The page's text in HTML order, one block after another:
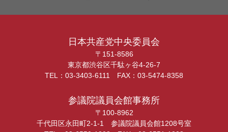
日本共産党中央委員会
〒151-8586
東京都渋谷区千駄ヶ谷4-26-7
TEL：03-3403-6111 FAX：03-5474-8358
参議院議員会館事務所
〒100-8962
千代田区永田町2-1-1 参議院議員会館1208号室